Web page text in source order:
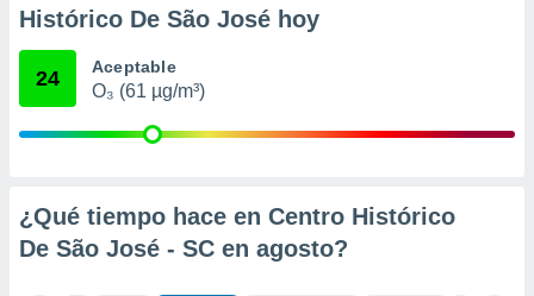
e
mediante
publicidad
Histórico De São José hoy
24 Aceptable
O₃ (61 µg/m³)
¿Qué tiempo hace en Centro Histórico
De São José - SC en agosto?